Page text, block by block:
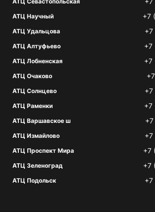
АТЦ Научный +7
АТЦ Удальцова
АТЦ Алтуфьево +7
АТЦ Лобненская +7
АТЦ Очаково
АТЦ Солнцево +7
АТЦ Раменки +7
АТЦ Варшавское ш
АТЦ Измайлово
АТЦ Проспект Мира +7
АТЦ Зеленоград +7
АТЦ Подольск